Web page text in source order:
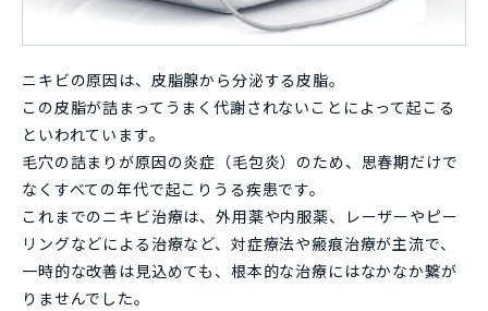
ニキビの原因は、皮脂腺から分泌する皮脂。
この皮脂が詰まってうまく代謝されないことによって起こる
といわれています。
毛穴の詰まりが原因の炎症（毛包炎）のため、思春期だけで
なくすべての年代で起こりうる疾患です。
これまでのニキビ治療は、外用薬や内服薬、レーザーやピー
リングなどによる治療など、対症療法や瘢痕治療が主流で、
一時的な改善は見込めても、根本的な治療にはなかなか繋が
りませんでした。